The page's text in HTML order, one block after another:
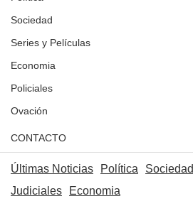
Sociedad
Series y Películas
Economia
Policiales
Ovación
CONTACTO
Últimas Noticias Política Sociedad
Judiciales
Economia